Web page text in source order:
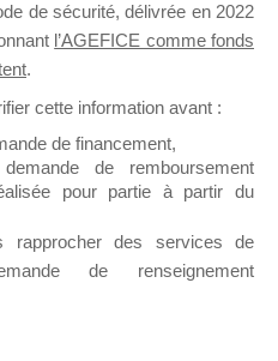
Organismes de
répondre à l’Appel à
Dirigeant.
de laisser un message
de sécurité, délivrée en 2022
l’AGEFICE comme fonds
.
cette information avant :
de financement,
de remboursement
pour partie à partir du
des services de
de renseignement